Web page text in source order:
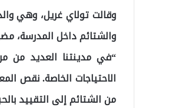
وقالت تولاي غريل، وهي
والشتائم داخل المدرسة،
“في مدينتنا العديد من
الاحتياجات الخاصة. نقص
من الشتائم إلى التقييد